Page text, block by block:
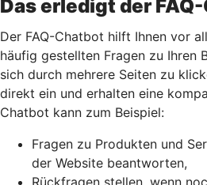
Das erledigt der
Der FAQ-Chatbot hilft Ihnen vor
häufig gestellten Fragen zu Ihren
sich durch mehrere Seiten zu
direkt ein und erhalten eine
Chatbot kann zum Beispiel:
Fragen zu Produkten und
der Website beantworten,
Rückfragen stellen, wenn